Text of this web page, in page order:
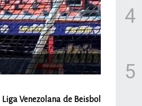
Liga Venezolana de Beisbol
4
5